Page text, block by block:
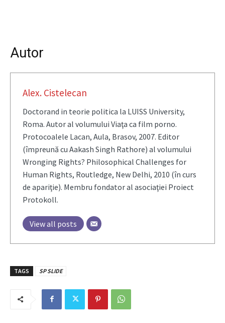
Autor
Alex. Cistelecan
Doctorand in teorie politica la LUISS University,
Roma. Autor al volumului Viaţa ca film porno.
Protocoalele Lacan, Aula, Brasov, 2007. Editor
(împreună cu Aakash Singh Rathore) al volumului
Wronging Rights? Philosophical Challenges for
Human Rights, Routledge, New Delhi, 2010 (în curs
de apariţie). Membru fondator al asociaţiei Proiect
Protokoll.
View all posts
TAGS SP SLIDE